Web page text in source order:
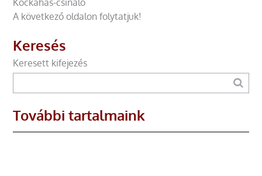
A következő oldalon folytatjuk!
Keresés
Keresett kifejezés
További tartalmaink